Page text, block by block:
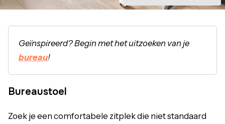
Geïnspireerd? Begin met het uitzoeken van je
bureau!
Bureaustoel
Zoek je een comfortabele zitplek die niet standaard